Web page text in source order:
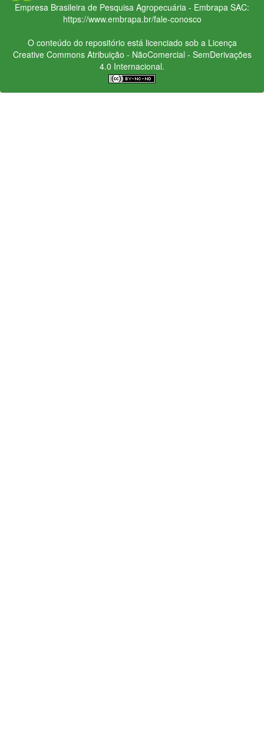
Empresa Brasileira de Pesquisa Agropecuária - Embrapa SAC:
https://www.embrapa.br/fale-conosco
O conteúdo do repositório está licenciado sob a Licença
Creative CommonsAtribuição - NãoComercial - SemDerivações
4.0 Internacional.